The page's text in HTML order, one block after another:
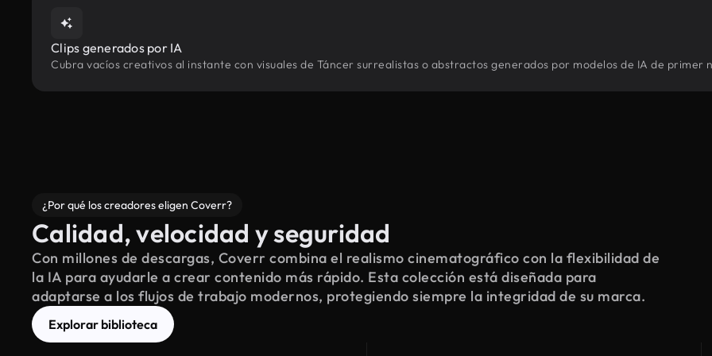
Clips generados por IA
Cubra vacíos creativos al instante con visuales de Táncer surrealistas o abstractos generados por modelos de IA de primer
¿Por qué los creadores eligen Coverr?
Calidad, velocidad y seguridad
Con millones de descargas, Coverr combina el realismo cinematográfico con la flexibilidad de
la IA para ayudarle a crear contenido más rápido. Esta colección está diseñada para
adaptarse a los flujos de trabajo modernos, protegiendo siempre la integridad de su marca.
Explorar biblioteca